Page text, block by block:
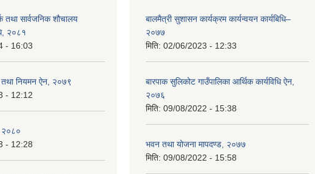
तथा सार्वजनिक शौचालय
२०८१
- 16:03
तथा नियमन ऐन, २०७९
- 12:12
२०८०
- 12:28
बालमैत्री सुशासन कार्यक्रम कार्यन्वयन कार्यबिधि–
२०७७
मिति: 02/06/2023 - 12:33
बारपाक सुलिकोट गाउँपालिका आर्थिक कार्यविधि ऐन,
२०७६
मिति: 09/08/2022 - 15:38
भवन तथा योजना मापदण्ड, २०७७
मिति: 09/08/2022 - 15:58